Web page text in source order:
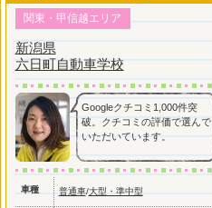
関東・甲信越エリア
新潟県
六日町自動車学校
Googleクチコミ1,000件突
破。クチコミの評価で選んで
いただいています。
車種 普通車/大型・準中型